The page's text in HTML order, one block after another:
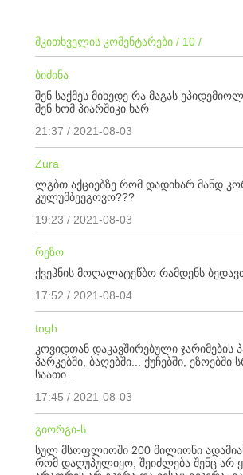
მკითხველის კომენტარები / 10 /
ბიძინა
შენ საქმეს მიხედე რა მაგას
შენ ხომ პიარშიკი ხარ
21:37 / 2021-08-03
Zura
ლგბთ აქციებზე რომ დადიხარ მანდ
კულუმბეეგოვო???
19:23 / 2021-08-03
რეზო
ქვეჰნის მოღალატეწბო რამდენს
17:52 / 2021-08-04
tngh
კოვიდთან დაკავშირებული ჯარიმების
პარკებში, ბაღებში... ქუჩებში,
საათი...
17:45 / 2021-08-03
გიორგი-ს
სულ მსოფლიოში 200 მილიონი
რომ დაღუპულიყო, შეიძლება შენც არ